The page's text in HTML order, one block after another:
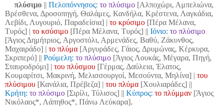
πλύσιμο || Πελοπόννησος: το πλύσιμο [Αλποχώρι, Αμπελιώνα,
Βρέσθενα, Δροσοπηγή, Θαλάμες, Κανδήλα, Κρέστενα, Λαγκάδια,
Λεβίδι, Λυγουριό, Παραδείσια] | το κρύσιμο [Πέρα Μέλανα,
Τυρός] | το κσύσιμο [Πέρα Μέλανα, Τυρός] || Ιόνιο: το πλύσιμο
[Άγιος Δημήτριος, Αργοστόλι, Αρμενάδες, Βαθύ, Ζάκυνθος,
Μαχαιράδο] | το πλύμα [Αργυράδες, Γάιος, Δρυμώνας, Κέρκυρα,
Σκριπερό] || Ρούμελη: το πλύσιμο [Άγιος Λουκάς, Μέγαρα, Πηγή,
Σταυροδρόμι] | του πλύσμου [Γέρμας, Δαύλεια, Έλατος,
Κουμαρίτσι, Μακρινή, Μελισσουργοί, Μεσούντα, Μηλίνα] | του
πλύσιμου [Κανάλια, Πρέβεζα] | του πλύμα [Χουλιαράδες] ||
Κρήτη: το πλύσιμο [Σιρίλι, Τύλισος] || Κύπρος: το πλύμμαν [Άγιος
Νικόλαος*, Λάπηθος*, Πάνω Λεύκαρα].